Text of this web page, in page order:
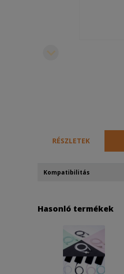
RÉSZLETEK
Kompatibilitás
Hasonló termékek